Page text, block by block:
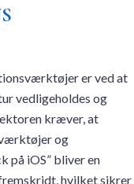
er ved at
vedligeholdes og
kræver, at
og
på iOS” bliver en
hvilket sikrer